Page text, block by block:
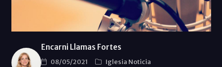
Encarni Llamas Fortes
08/05/2021
Iglesia Noticia